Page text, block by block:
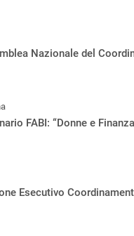
Nazionale del
FABI: “Donne e
Esecutivo